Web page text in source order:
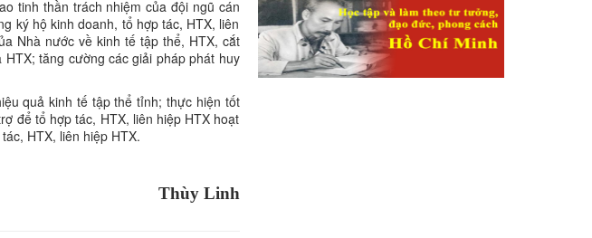
tinh thần trách nhiệm của đội ngũ cán
ký hộ kinh doanh, tổ hợp tác, HTX, liên
Nhà nước về kinh tế tập thể, HTX, cắt
tăng cường các giải pháp phát huy
quả kinh tế tập thể tỉnh; thực hiện tốt
để tổ hợp tác, HTX, liên hiệp HTX hoạt
HTX, liên hiệp HTX.
Thùy Linh
giao thông vận tải